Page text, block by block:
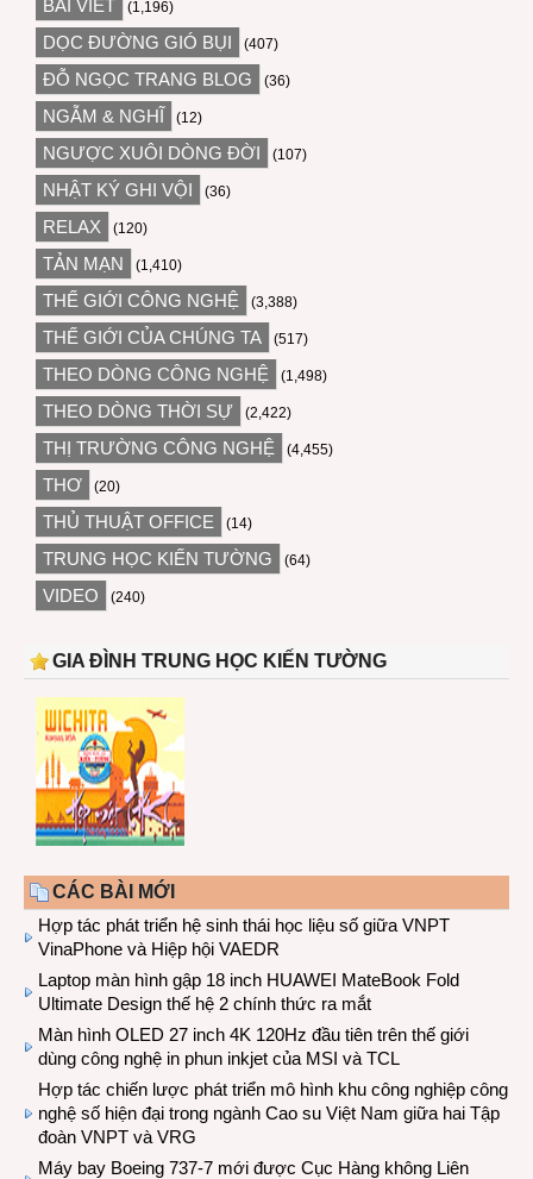
BÀI VIẾT (1,196)
DỌC ĐƯỜNG GIÓ BỤI (407)
ĐỖ NGỌC TRANG BLOG (36)
NGẪM & NGHĨ (12)
NGƯỢC XUÔI DÒNG ĐỜI (107)
NHẬT KÝ GHI VỘI (36)
RELAX (120)
TẢN MẠN (1,410)
THẾ GIỚI CÔNG NGHỆ (3,388)
THẾ GIỚI CỦA CHÚNG TA (517)
THEO DÒNG CÔNG NGHỆ (1,498)
THEO DÒNG THỜI SỰ (2,422)
THỊ TRƯỜNG CÔNG NGHỆ (4,455)
THƠ (20)
THỦ THUẬT OFFICE (14)
TRUNG HỌC KIẾN TƯỜNG (64)
VIDEO (240)
GIA ĐÌNH TRUNG HỌC KIẾN TƯỜNG
CÁC BÀI MỚI
Hợp tác phát triển hệ sinh thái học liệu số giữa VNPT
VinaPhone và Hiệp hội VAEDR
Laptop màn hình gập 18 inch HUAWEI MateBook Fold
Ultimate Design thế hệ 2 chính thức ra mắt
Màn hình OLED 27 inch 4K 120Hz đầu tiên trên thế giới
dùng công nghệ in phun inkjet của MSI và TCL
Hợp tác chiến lược phát triển mô hình khu công nghiệp công
nghệ số hiện đại trong ngành Cao su Việt Nam giữa hai Tập
đoàn VNPT và VRG
Máy bay Boeing 737-7 mới được Cục Hàng không Liên